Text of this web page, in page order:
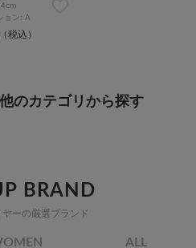
ョン: A
税込）
のカテゴリから探す
BRAND
ヤーの厳選ブランド
ALL